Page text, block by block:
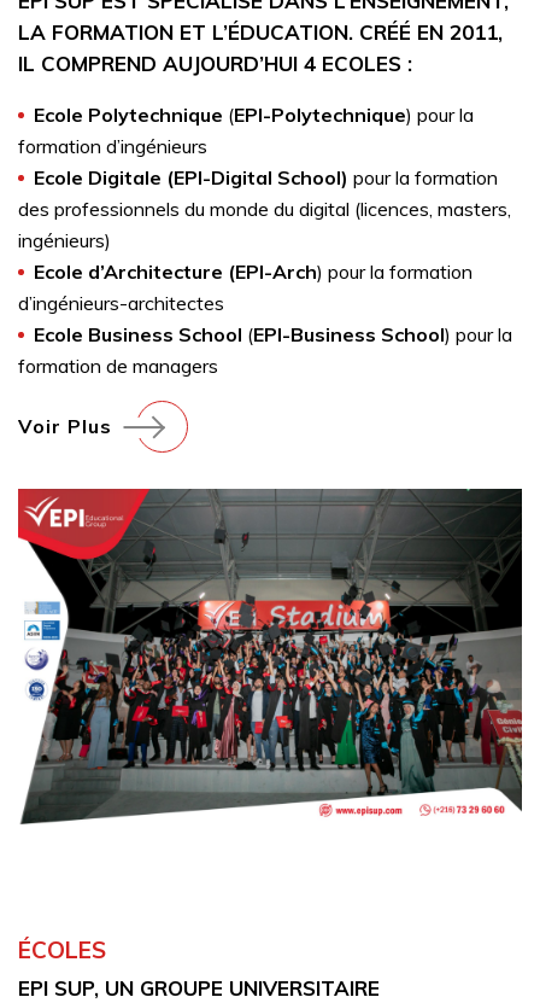
LA FORMATION ET L’ÉDUCATION. CRÉÉ EN 2011,
IL COMPREND AUJOURD’HUI 4 ECOLES :
Ecole Polytechnique (EPI-Polytechnique) pour la
formation d’ingénieurs
Ecole Digitale (EPI-Digital School) pour la formation
des professionnels du monde du digital (licences, masters,
ingénieurs)
Ecole d’Architecture (EPI-Arch) pour la formation
d’ingénieurs-architectes
Ecole Business School (EPI-Business School) pour la
formation de managers
Voir Plus
ÉCOLES
EPI SUP, UN GROUPE UNIVERSITAIRE